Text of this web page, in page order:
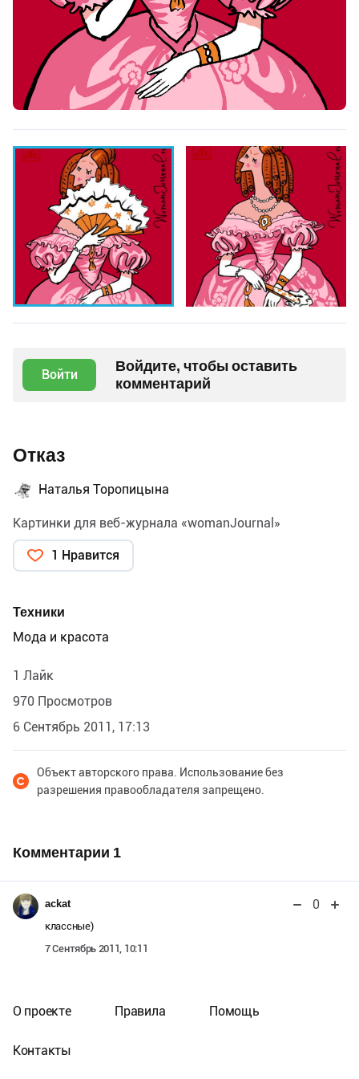
Войти
Войдите, чтобы оставить
комментарий
Отказ
Наталья Торопицына
Картинки для веб-журнала «womanJournal»
1 Нравится
Техники
Мода и красота
1 Лайк
970 Просмотров
6 Сентябрь 2011, 17:13
Объект авторского права. Использование без
разрешения правообладателя запрещено.
Комментарии 1
ackat 0
классные)
7 Сентябрь 2011, 10:11
О проекте Правила Помощь
Контакты